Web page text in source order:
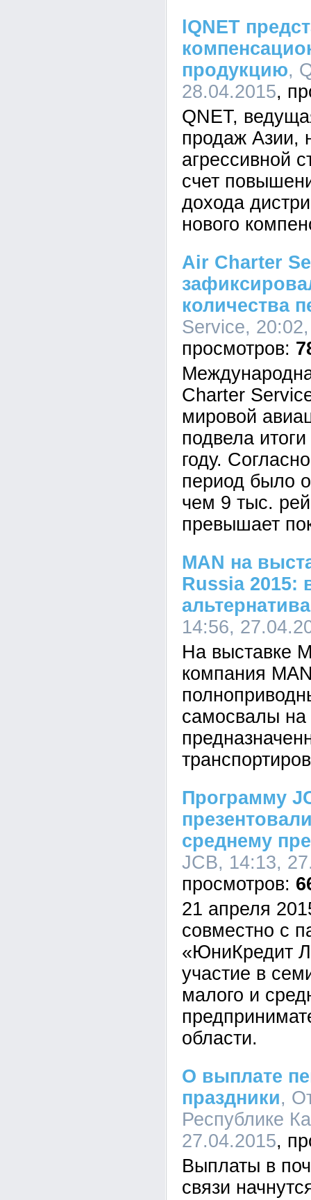
lQNET
продукцию,
28.04.2015
QNET,
продаж Азии,
агрессивной
счет
дохода
нового
Air Charter
количества
Service,
Charter
мировой
подвела
году.
период было
чем 9 тыс.
превышает
MAN на
Russia 2015:
альтернатива
14:56,
На выставке
компания
самосвалы
Программу
среднему
JCB, 14:13,
21 апреля
совместно с
«ЮниКредит
участие в
малого и
области.
О выплате
праздники,
Республике
27.04.2015
Выплаты в
связи